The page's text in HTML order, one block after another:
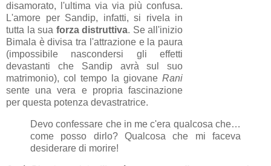
disamorato, l'ultima via via più confusa.
L'amore per Sandip, infatti, si rivela in
tutta la sua forza distruttiva. Se all'inizio
Bimala è divisa tra l'attrazione e la paura
(impossibile nascondersi gli effetti
devastanti che Sandip avrà sul suo
matrimonio), col tempo la giovaneRani
sente una vera e propria fascinazione
per questa potenza devastratrice.
Devo confessare che in me c'era qualcosa che…
come posso dirlo? Qualcosa che mi faceva
desiderare di morire!